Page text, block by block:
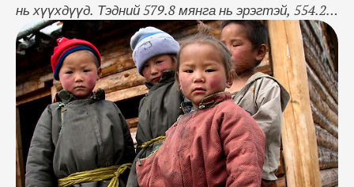
нь хүүхдүүд. Тэдний 579.8 мянга нь эрэгтэй, 554.2
мянга нь эмэгтэй. Нийт хүүхдүүдийн 32.2 хувийг
0-9 насныхан эзэлж байна. Өнгөрсөн онд 78.4
мянган хүүхэд мэндэлсэн бөгөөд нийт хүүхдүүдийн
94 хувь нь 2.5-4.5 кг жинтэй мэндэлжээ.